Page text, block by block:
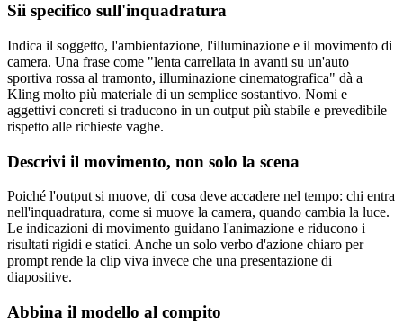
Sii specifico sull'inquadratura
Indica il soggetto, l'ambientazione, l'illuminazione e il movimento di
camera. Una frase come "lenta carrellata in avanti su un'auto
sportiva rossa al tramonto, illuminazione cinematografica" dà a
Kling molto più materiale di un semplice sostantivo. Nomi e
aggettivi concreti si traducono in un output più stabile e prevedibile
rispetto alle richieste vaghe.
Descrivi il movimento, non solo la scena
Poiché l'output si muove, di' cosa deve accadere nel tempo: chi entra
nell'inquadratura, come si muove la camera, quando cambia la luce.
Le indicazioni di movimento guidano l'animazione e riducono i
risultati rigidi e statici. Anche un solo verbo d'azione chiaro per
prompt rende la clip viva invece che una presentazione di
diapositive.
Abbina il modello al compito